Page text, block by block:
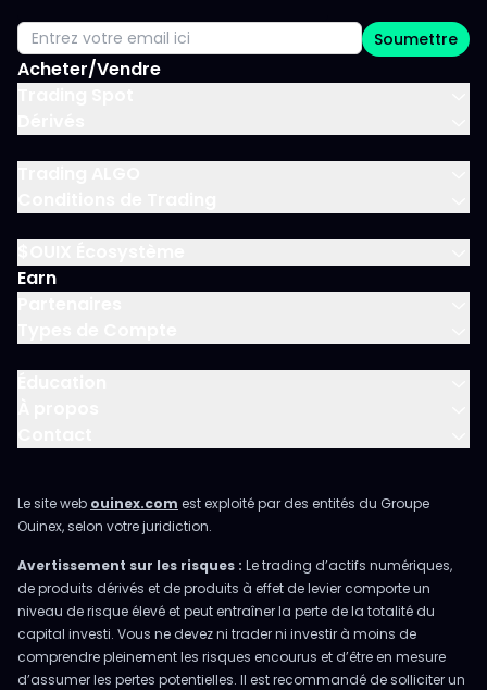
Acheter/Vendre
Earn
Soumettre
Le site web ouinex.com est exploité par des entités du Groupe
Ouinex, selon votre juridiction.
Avertissement sur les risques : Le trading d’actifs numériques,
de produits dérivés et de produits à effet de levier comporte un
niveau de risque élevé et peut entraîner la perte de la totalité du
capital investi. Vous ne devez ni trader ni investir à moins de
comprendre pleinement les risques encourus et d’être en mesure
d’assumer les pertes potentielles. Il est recommandé de solliciter un